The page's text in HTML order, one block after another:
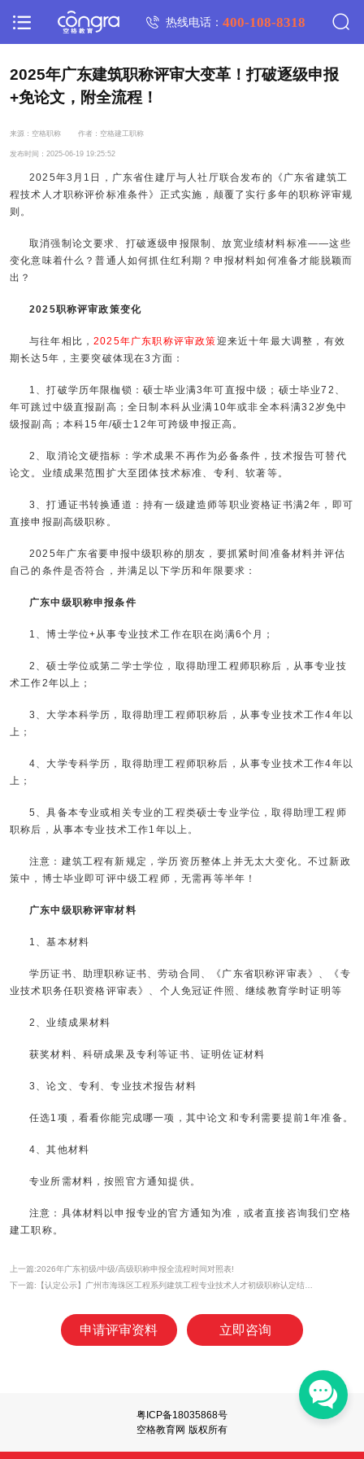
热线电话：400-108-8318
2025年广东建筑职称评审大变革！打破逐级申报
+免论文，附全流程！
来源：空格职称 作者：空格建工职称
发布时间：2025-06-19 19:25:52
2025年3月1日，广东省住建厅与人社厅联合发布的《广东省建筑工
程技术人才职称评价标准条件》正式实施，颠覆了实行多年的职称评审规
则。
取消强制论文要求、打破逐级申报限制、放宽业绩材料标准——这些
变化意味着什么？普通人如何抓住红利期？申报材料如何准备才能脱颖而
出？
2025职称评审政策变化
与往年相比，2025年广东职称评审政策迎来近十年最大调整，有效
期长达5年，主要突破体现在3方面：
1、打破学历年限枷锁：硕士毕业满3年可直报中级；硕士毕业72、
年可跳过中级直报副高；全日制本科从业满10年或非全本科满32岁免中
级报副高；本科15年/硕士12年可跨级申报正高。
2、取消论文硬指标：学术成果不再作为必备条件，技术报告可替代
论文。业绩成果范围扩大至团体技术标准、专利、软著等。
3、打通证书转换通道：持有一级建造师等职业资格证书满2年，即可
直接申报副高级职称。
2025年广东省要申报中级职称的朋友，要抓紧时间准备材料并评估
自己的条件是否符合，并满足以下学历和年限要求：
广东中级职称申报条件
1、博士学位+从事专业技术工作在职在岗满6个月；
2、硕士学位或第二学士学位，取得助理工程师职称后，从事专业技
术工作2年以上；
3、大学本科学历，取得助理工程师职称后，从事专业技术工作4年以
上；
4、大学专科学历，取得助理工程师职称后，从事专业技术工作4年以
上；
5、具备本专业或相关专业的工程类硕士专业学位，取得助理工程师
职称后，从事本专业技术工作1年以上。
注意：建筑工程有新规定，学历资历整体上并无太大变化。不过新政
策中，博士毕业即可评中级工程师，无需再等半年！
广东中级职称评审材料
1、基本材料
学历证书、助理职称证书、劳动合同、《广东省职称评审表》、《专
业技术职务任职资格评审表》、个人免冠证件照、继续教育学时证明等
2、业绩成果材料
获奖材料、科研成果及专利等证书、证明佐证材料
3、论文、专利、专业技术报告材料
任选1项，看看你能完成哪一项，其中论文和专利需要提前1年准备。
4、其他材料
专业所需材料，按照官方通知提供。
注意：具体材料以申报专业的官方通知为准，或者直接咨询我们空格
建工职称。
上一篇:2026年广东初级/中级/高级职称申报全流程时间对照表!
下一篇:【认定公示】广州市海珠区工程系列建筑工程专业技术人才初级职称认定结果公示
申请评审资料 立即咨询
粤ICP备18035868号
空格教育网 版权所有